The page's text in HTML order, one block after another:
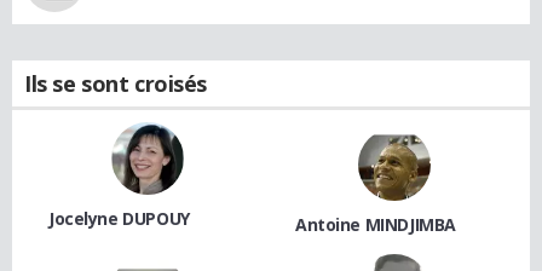
Ils se sont croisés
Jocelyne DUPOUY Antoine MINDJIMBA